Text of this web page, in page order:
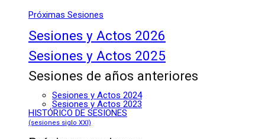
Próximas Sesiones
Sesiones y Actos 2026
Sesiones y Actos 2025
Sesiones de años anteriores
Sesiones y Actos 2024
Sesiones y Actos 2023
HISTÓRICO DE SESIONES
(sesiones siglo XXI)